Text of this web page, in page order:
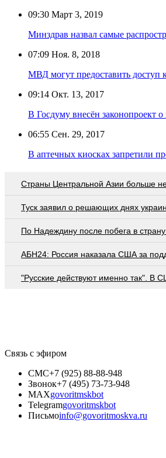
09:30 Март 3, 2019
Минздрав назвал самые
07:09 Ноя. 8, 2018
МВД могут предоставить доступ
09:14 Окт. 13, 2017
В Госдуму внесён законопроект
06:55 Сен. 29, 2017
В аптечных киосках запретили
Страны Центральной Азии больше
Туск заявил о решающих днях
По Надеждину после побега в
АБН24: Россия наказала США за
"Русские действуют именно так". В
Связь с эфиром
СМС+7 (925) 88-88-948
Звонок+7 (495) 73-73-948
MAXgovoritmskbot
Telegramgovoritmskbot
Письмоinfo@govoritmoskva.ru